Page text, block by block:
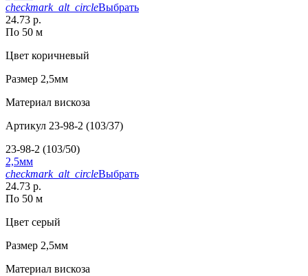
checkmark_alt_circleВыбрать
24.73 р.
По 50 м
Цвет коричневый
Размер 2,5мм
Материал вискоза
Артикул 23-98-2 (103/37)
23-98-2 (103/50)
2,5мм
checkmark_alt_circleВыбрать
24.73 р.
По 50 м
Цвет серый
Размер 2,5мм
Материал вискоза